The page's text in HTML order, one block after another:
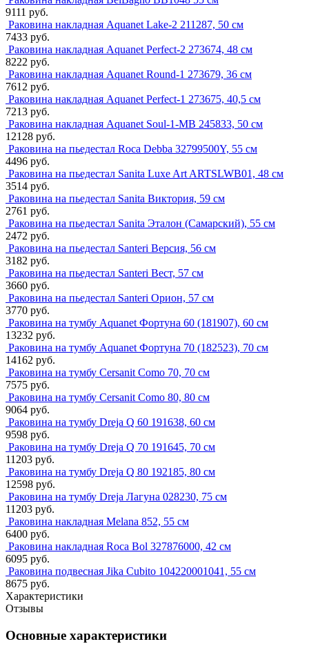
9111 руб.
Раковина накладная Aquanet Lake-2 211287, 50 см
7433 руб.
Раковина накладная Aquanet Perfect-2 273674, 48 см
8222 руб.
Раковина накладная Aquanet Round-1 273679, 36 см
7612 руб.
Раковина накладная Aquanet Perfect-1 273675, 40,5 см
7213 руб.
Раковина накладная Aquanet Soul-1-MB 245833, 50 см
12128 руб.
Раковина на пьедестал Roca Debba 32799500Y, 55 см
4496 руб.
Раковина на пьедестал Sanita Luxe Art ARTSLWB01, 48 см
3514 руб.
Раковина на пьедестал Sanita Виктория, 59 см
2761 руб.
Раковина на пьедестал Sanita Эталон (Самарский), 55 см
2472 руб.
Раковина на пьедестал Santeri Версия, 56 см
3182 руб.
Раковина на пьедестал Santeri Вест, 57 см
3660 руб.
Раковина на пьедестал Santeri Орион, 57 см
3770 руб.
Раковина на тумбу Aquanet Фортуна 60 (181907), 60 см
13232 руб.
Раковина на тумбу Aquanet Фортуна 70 (182523), 70 см
14162 руб.
Раковина на тумбу Cersanit Como 70, 70 см
7575 руб.
Раковина на тумбу Cersanit Como 80, 80 см
9064 руб.
Раковина на тумбу Dreja Q 60 191638, 60 см
9598 руб.
Раковина на тумбу Dreja Q 70 191645, 70 см
11203 руб.
Раковина на тумбу Dreja Q 80 192185, 80 см
12598 руб.
Раковина на тумбу Dreja Лагуна 028230, 75 см
11203 руб.
Раковина накладная Melana 852, 55 см
6400 руб.
Раковина накладная Roca Bol 327876000, 42 см
6095 руб.
Раковина подвесная Jika Cubito 104220001041, 55 см
8675 руб.
Характеристики
Отзывы
Основные характеристики